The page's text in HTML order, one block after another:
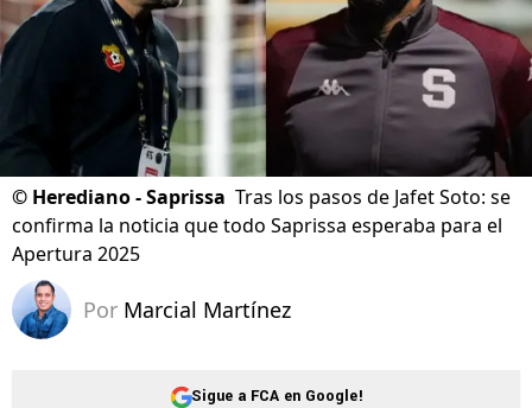
© Herediano - Saprissa Tras los pasos de Jafet Soto: se
confirma la noticia que todo Saprissa esperaba para el
Apertura 2025
Por Marcial Martínez
Sigue a FCA en Google!